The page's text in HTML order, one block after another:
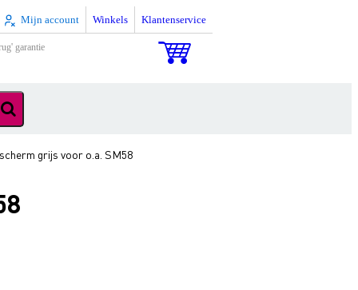
Mijn account Winkels Klantenservice
garantie
grijs voor o.a. SM58